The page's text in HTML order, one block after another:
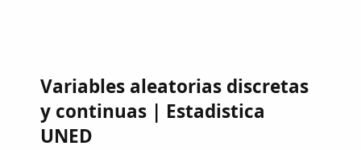
Variables aleatorias discretas
y continuas | Estadistica
UNED